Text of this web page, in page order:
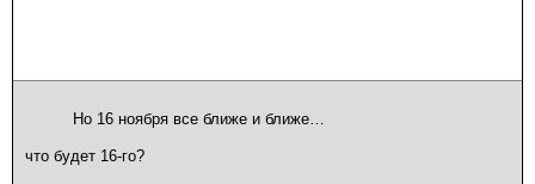
Но 16 ноября все ближе и ближе…
что будет 16-го?